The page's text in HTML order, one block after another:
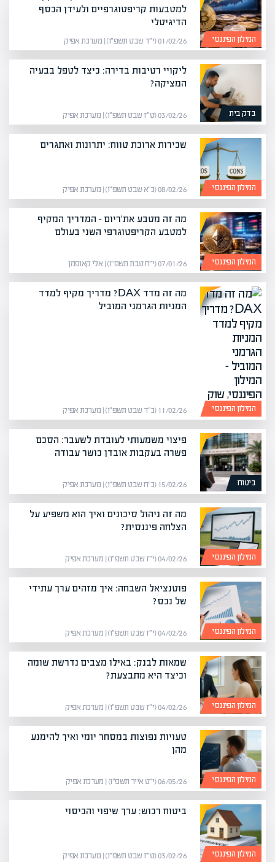
המילון הפיננסי
למטבעות קריפטוגרפיים ולעידן הכסף
הדיגיטלי
01/02/26 (י״ד שבט תשפ״ו) | מערכת אפיק
בדק בית
ליקויי רטיבות בדירה: כיצד לטפל בבעיה
המציקה?
03/02/26 (ט״ז שבט תשפ״ו) | מערכת אפיק
המילון הפיננסי
שכירות ארוכת טווח: יתרונות ואתגרים
08/02/26 (כ״א שבט תשפ״ו) | מערכת אפיק
המילון הפיננסי
מה זה מטבע את'ריום – המדריך המקיף
למטבע הקריפטוגרפי השני בעולם
07/01/26 (י״ח טבת תשפ״ו) | אלי קאופמן
המילון הפיננסי
מה זה מדד DAX? מדריך מקיף למדד
המניות הגרמני המוביל
11/02/26 (כ״ד שבט תשפ״ו) | מערכת אפיק
ביטוח
פיצוי משמעותי לעובדת לשעבר: הסכם
פשרה בעקבות אובדן כושר עבודה
15/02/26 (כ״ח שבט תשפ״ו) | מערכת אפיק
המילון הפיננסי
מה זה ניהול סיכונים ואיך הוא משפיע על
הצלחה פיננסית?
04/02/26 (י״ז שבט תשפ״ו) | מערכת אפיק
המילון הפיננסי
פוטנציאל השבחה: איך מזהים ערך עתידי
של נכס?
04/02/26 (י״ז שבט תשפ״ו) | מערכת אפיק
המילון הפיננסי
שמאות לבנק: באילו מצבים נדרשת שומה
וכיצד היא מתבצעת?
04/02/26 (י״ז שבט תשפ״ו) | מערכת אפיק
המילון הפיננסי
טעויות נפוצות במסחר יומי ואיך להימנע
מהן
06/05/26 (י״ט אייר תשפ״ו) | מערכת אפיק
המילון הפיננסי
ביטוח רכוש: ערך שיפוי והכיסוי
03/02/26 (ט״ז שבט תשפ״ו) | מערכת אפיק